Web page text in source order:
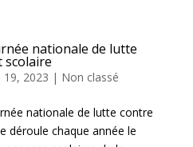
nationale de lutte
scolaire
19, 2023 | Non classé
nationale de lutte contre
déroule chaque année le